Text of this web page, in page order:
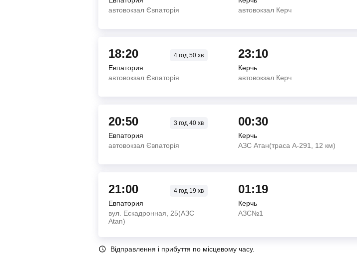
автовокзал Євпаторія
автовокзал Керч
18:20 4 год50 хв
Евпатория
автовокзал Євпаторія
23:10
Керчь
автовокзал Керч
20:50 3 год40 хв
Евпатория
автовокзал Євпаторія
00:30
Керчь
АЗС Атан(траса А-291, 12 км)
21:00 4 год19 хв
Евпатория
вул. Ескадронная, 25(АЗС
Atan)
01:19
Керчь
АЗС№1
Відправлення і прибуття по місцевому часу.